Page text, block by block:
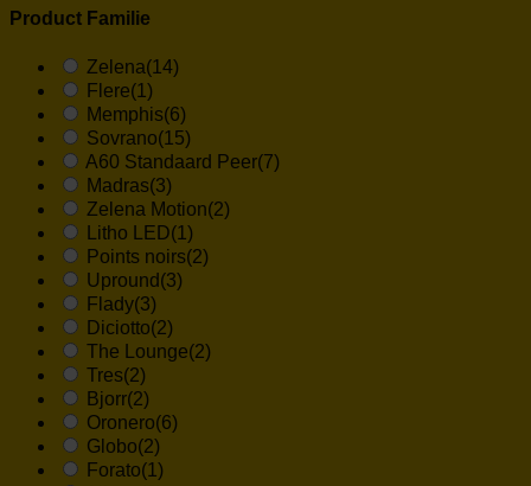
Product Familie
Zelena(14)
Flere(1)
Memphis(6)
Sovrano(15)
A60 Standaard Peer(7)
Madras(3)
Zelena Motion(2)
Litho LED(1)
Points noirs(2)
Upround (3)
Flady(3)
Diciotto(2)
The Lounge(2)
Tres(2)
Bjorr(2)
Oronero(6)
Globo(2)
Forato(1)